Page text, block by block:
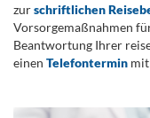
zurschriftlichen
Vorsorgemaßnahmen
Beantwortung Ihrer
einen Telefontermin